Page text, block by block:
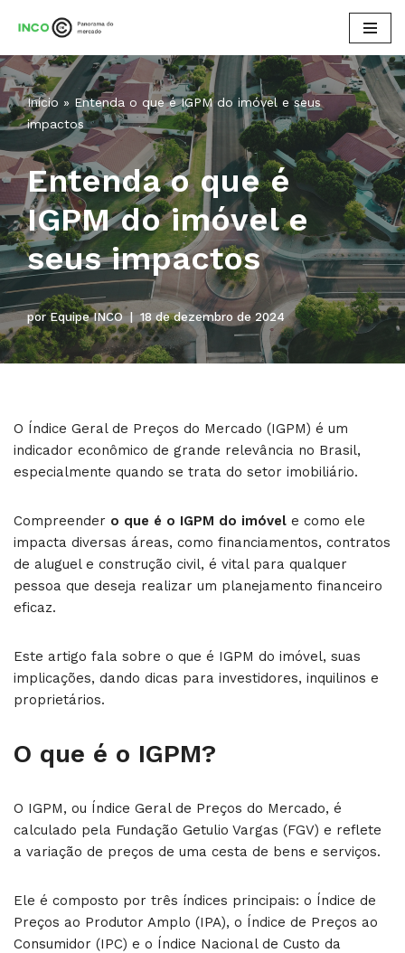
para
o
conteúdo
Início » Entenda o que é IGPM do imóvel e seus
impactos
Entenda o que é
IGPM do imóvel e
seus impactos
porEquipe INCO 18 de dezembro de 2024
O Índice Geral de Preços do Mercado (IGPM) é um
indicador econômico de grande relevância no Brasil,
especialmente quando se trata do setor imobiliário.
Compreender o que é o IGPM do imóvel e como ele
impacta diversas áreas, como financiamentos, contratos
de aluguel e construção civil, é vital para qualquer
pessoa que deseja realizar um planejamento financeiro
eficaz.
Este artigo fala sobre o que é IGPM do imóvel, suas
implicações, dando dicas para investidores, inquilinos e
proprietários.
O que é o IGPM?
O IGPM, ou Índice Geral de Preços do Mercado, é
calculado pela Fundação Getulio Vargas (FGV) e reflete
a variação de preços de uma cesta de bens e serviços.
Ele é composto por três índices principais: o Índice de
Preços ao Produtor Amplo (IPA), o Índice de Preços ao
Consumidor (IPC) e o Índice Nacional de Custo da